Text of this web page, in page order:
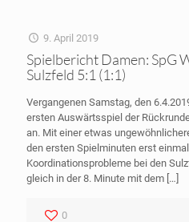
9. April 2019
Spielbericht Damen: SpG
Sulzfeld 5:1 (1:1)
Vergangenen Samstag, den
ersten Auswärtsspiel der
an. Mit einer etwas
den ersten Spielminuten erst
Koordinationsprobleme bei den
gleich in der 8. Minute mit dem […]
0